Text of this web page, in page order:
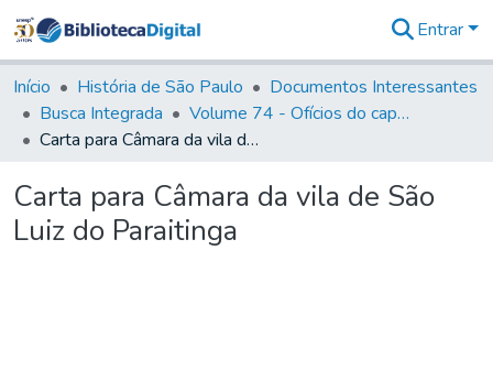
&
Coleções
Tudo na
Biblioteca
Estatísticas
Entrar
Início História de São Paulo
Documentos Interessantes
Busca Integrada
Volume 74 - Ofícios do capitão General Martim Lopes Lobo de Saldanha às Câmaras e Comandantes da Capitania (1775)
Carta para Câmara da vila de São Luiz do Paraitinga
Carta para Câmara da vila de São
Luiz do Paraitinga